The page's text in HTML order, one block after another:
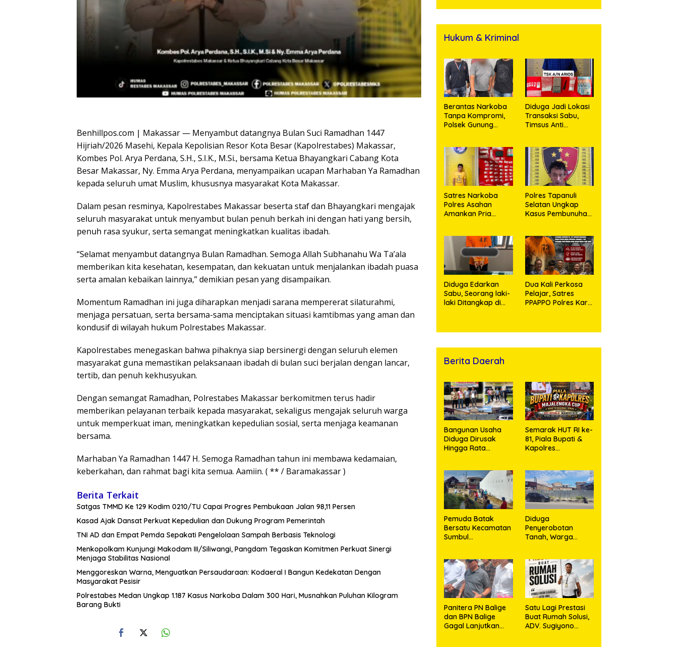
Benhillpos.com | Makassar — Menyambut datangnya Bulan Suci Ramadhan 1447
Hijriah/2026 Masehi, Kepala Kepolisian Resor Kota Besar (Kapolrestabes) Makassar,
Kombes Pol. Arya Perdana, S.H., S.I.K., M.Si., bersama Ketua Bhayangkari Cabang Kota
Besar Makassar, Ny. Emma Arya Perdana, menyampaikan ucapan Marhaban Ya Ramadhan
kepada seluruh umat Muslim, khususnya masyarakat Kota Makassar.
Dalam pesan resminya, Kapolrestabes Makassar beserta staf dan Bhayangkari mengajak
seluruh masyarakat untuk menyambut bulan penuh berkah ini dengan hati yang bersih,
penuh rasa syukur, serta semangat meningkatkan kualitas ibadah.
“Selamat menyambut datangnya Bulan Ramadhan. Semoga Allah Subhanahu Wa Ta’ala
memberikan kita kesehatan, kesempatan, dan kekuatan untuk menjalankan ibadah puasa
serta amalan kebaikan lainnya,” demikian pesan yang disampaikan.
Momentum Ramadhan ini juga diharapkan menjadi sarana mempererat silaturahmi,
menjaga persatuan, serta bersama-sama menciptakan situasi kamtibmas yang aman dan
kondusif di wilayah hukum Polrestabes Makassar.
Kapolrestabes menegaskan bahwa pihaknya siap bersinergi dengan seluruh elemen
masyarakat guna memastikan pelaksanaan ibadah di bulan suci berjalan dengan lancar,
tertib, dan penuh kekhusyukan.
Dengan semangat Ramadhan, Polrestabes Makassar berkomitmen terus hadir
memberikan pelayanan terbaik kepada masyarakat, sekaligus mengajak seluruh warga
untuk memperkuat iman, meningkatkan kepedulian sosial, serta menjaga keamanan
bersama.
Marhaban Ya Ramadhan 1447 H. Semoga Ramadhan tahun ini membawa kedamaian,
keberkahan, dan rahmat bagi kita semua. Aamiin. ( ** / Baramakassar )
Berita Terkait
Satgas TMMD Ke 129 Kodim 0210/TU Capai Progres Pembukaan Jalan 98,11 Persen
Kasad Ajak Dansat Perkuat Kepedulian dan Dukung Program Pemerintah
TNI AD dan Empat Pemda Sepakati Pengelolaan Sampah Berbasis Teknologi
Menkopolkam Kunjungi Makodam III/Siliwangi, Pangdam Tegaskan Komitmen Perkuat Sinergi
Menjaga Stabilitas Nasional
‎Menggoreskan Warna, Menguatkan Persaudaraan: Kodaeral I Bangun Kedekatan Dengan
Masyarakat Pesisir
Polrestabes Medan Ungkap 1.187 Kasus Narkoba Dalam 300 Hari, Musnahkan Puluhan Kilogram
Barang Bukti
Kebersamaan dengan Warga
Hukum & Kriminal
Berantas Narkoba
Tanpa Kompromi,
Polsek Gunung
Nagori Karangsari
Diduga Jadi Lokasi
Transaksi Sabu,
Timsus Anti
Seorang Pria
dengan Barang
Bukti 63,67 Gram
Sabu
Satres Narkoba
Polres Asahan
Amankan Pria
Bukti
Polres Tapanuli
Selatan Ungkap
Kasus Pembunuhan
Anak, Pelaku
Ditangkap
Diduga Edarkan
Sabu, Seorang laki-
laki Ditangkap di
Klip
Dua Kali Perkosa
Pelajar, Satres
PPAPPO Polres Karo
Berita Daerah
Bangunan Usaha
Diduga Dirusak
Hingga Rata
Kirana Ujung dan
Masro Ujung Resmi
Tempuh Jalur
Hukum
Semarak HUT RI ke-
81, Piala Bupati &
Kapolres
Semangat Generasi
Muda
Pemuda Batak
Bersatu Kecamatan
Sumbul
Pembersihan
Massal Sambut HUT
Korem 023/KS dan
HUT Ke-81
Kemerdekaan RI
Diduga
Penyerobotan
Tanah, Warga
Memperjuangkan
Hak Kepemilikan
Panitera PN Balige
dan BPN Balige
Gagal Lanjutkan
Satu Lagi Prestasi
Buat Rumah Solusi,
ADV. Sugiyono